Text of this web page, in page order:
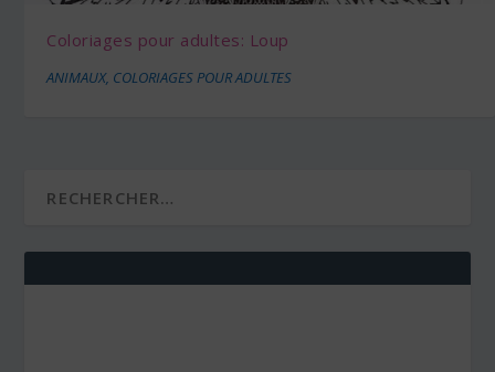
Coloriages pour adultes: Loup
ANIMAUX, COLORIAGES POUR ADULTES